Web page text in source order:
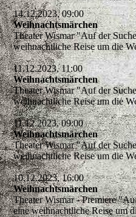
14.12.2023, 09:00
Weihnachtsmärchen
Theater Wismar "Auf der
weihnachtliche Reise um die
11.12.2023, 11:00
Weihnachtsmärchen
Theater Wismar "Auf der
weihnachtliche Reise um die
11.12.2023, 09:00
Weihnachtsmärchen
Theater Wismar "Auf der
weihnachtliche Reise um die
10.12.2023, 16:00
Weihnachtsmärchen
Theater Wismar - Premiere
eine weihnachtliche Reise